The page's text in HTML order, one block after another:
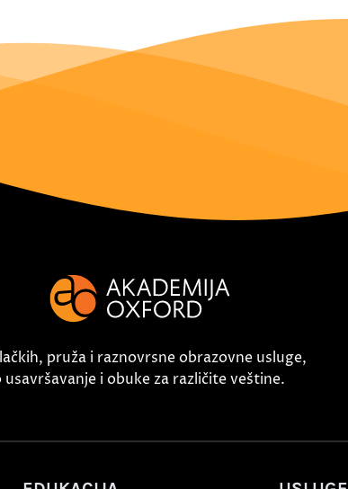
pruža i raznovrsne obrazovne usluge,
i obuke za različite veštine.